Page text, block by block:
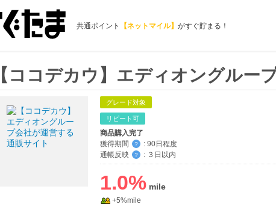
共通ポイント 【ネットマイル】 がすぐ貯まる！
【ココデカウ】エディオングルー
グレード対象
リピート可
商品購入完了
獲得期間
？ : 90日程度
通帳反映
？ : ３日以内
1.0%
+5%mile